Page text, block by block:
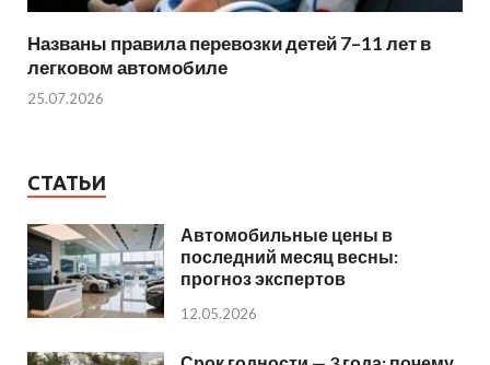
Названы правила перевозки детей 7–11 лет в
легковом автомобиле
25.07.2026
СТАТЬИ
Автомобильные цены в
последний месяц весны:
прогноз экспертов
12.05.2026